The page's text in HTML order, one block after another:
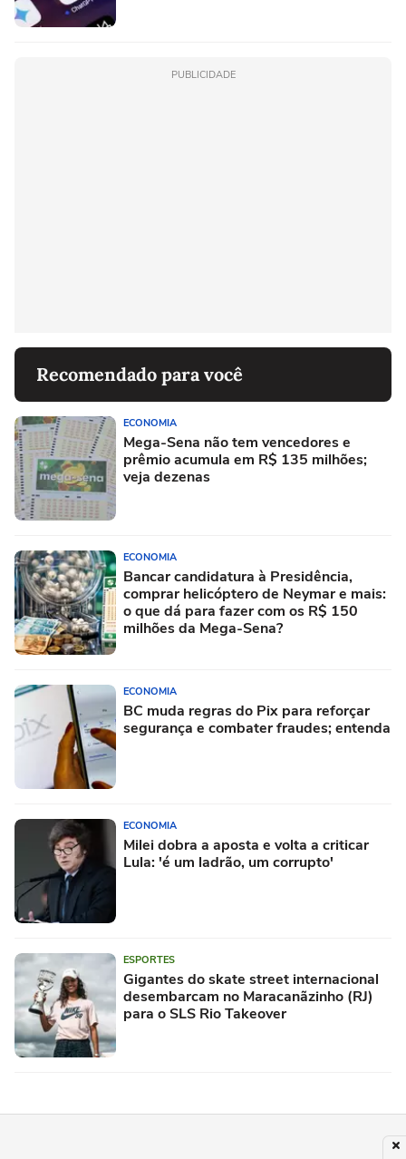
PUBLICIDADE
Recomendado para você
ECONOMIA
Mega-Sena não tem vencedores e
prêmio acumula em R$ 135 milhões;
veja dezenas
ECONOMIA
Bancar candidatura à Presidência,
comprar helicóptero de Neymar e mais:
o que dá para fazer com os R$ 150
milhões da Mega-Sena?
ECONOMIA
BC muda regras do Pix para reforçar
segurança e combater fraudes; entenda
ECONOMIA
Milei dobra a aposta e volta a criticar
Lula: 'é um ladrão, um corrupto'
ESPORTES
Gigantes do skate street internacional
desembarcam no Maracanãzinho (RJ)
para o SLS Rio Takeover